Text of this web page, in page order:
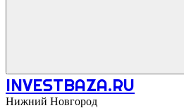
INVESTBAZA.RU
Нижний Новгород